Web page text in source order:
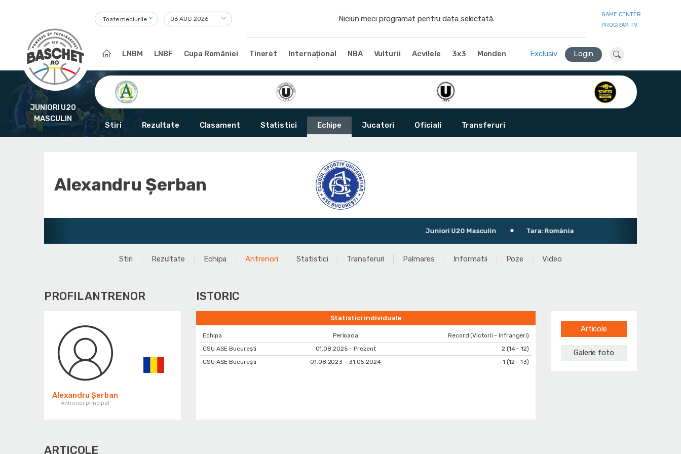
Toate meciurile Niciun meci programat pentru data selectată.
GAME CENTER
PROGRAM TV
LNBM LNBF Cupa României Tineret Internațional NBA Vulturii Acvilele 3x3 Monden Exclusiv Login
JUNIORI U20
MASCULIN
Stiri Rezultate Clasament Statistici Echipe Jucatori Oficiali Transferuri
Alexandru Șerban
Juniori U20 Masculin Tara: România
Stiri Rezultate Echipa Antrenori Statistici Transferuri Palmares Informatii Poze Video
PROFIL ANTRENOR
Alexandru Șerban
Antrenor principal
ISTORIC
Statistici individuale
Echipa Perioada
Record (Victorii - Infrangeri)
CSU ASE București
01.08.2025 - Prezent
2 (14 - 12)
CSU ASE București
01.08.2023 - 31.05.2024 -1 (12 - 13)
Articole
Galerie foto
ARTICOLE